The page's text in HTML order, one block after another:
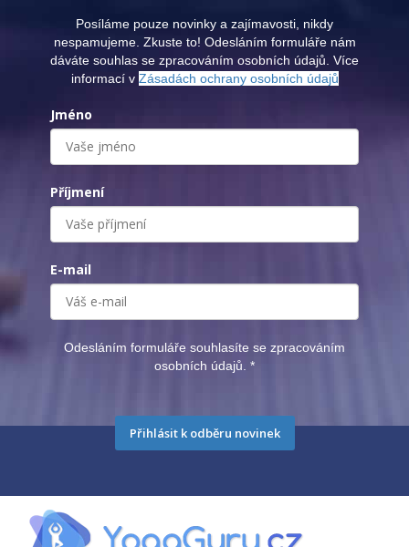
Posíláme pouze novinky a zajímavosti, nikdy
nespamujeme. Zkuste to! Odesláním formuláře nám
dáváte souhlas se zpracováním osobních údajů. Více
informací v Zásadách ochrany osobních údajů
Jméno
Příjmení
E-mail
Odesláním formuláře souhlasíte se zpracováním
osobních údajů. *
Přihlásit k odběru novinek